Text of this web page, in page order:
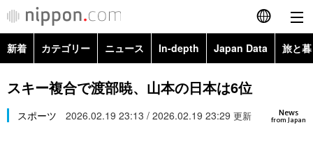
English
简体字
繁體字
新着 カテゴリー ニュース In-depth Japan Data 旅と
政治・外交
経済・ビジネス Images
スキー複合で渡部暁、山本の日本は6位
News
from Japan
スポーツ 2026.02.19 23:13 / 2026.02.19 23:29 更新